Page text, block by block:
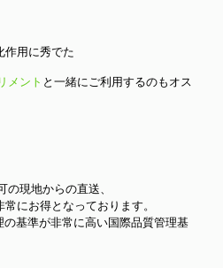
作用に秀でた
メント と一緒にご利用するのもオス
現地からの直送、
にお得となっております。
の基準が非常に高い国際品質管理基